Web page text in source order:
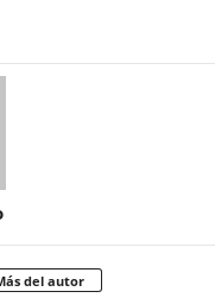
del autor